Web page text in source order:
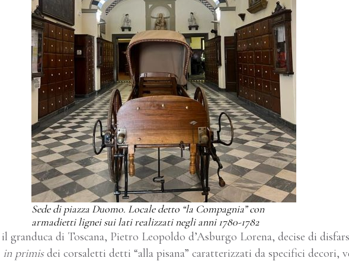
Sede di piazza Duomo. Locale detto “la Compagnia” con
armadietti lignei sui lati realizzati negli anni 1780-1782
granduca di Toscana, Pietro Leopoldo d’Asburgo Lorena, decise di
in primisdei corsaletti detti “alla pisana” caratterizzati da specifici decori,